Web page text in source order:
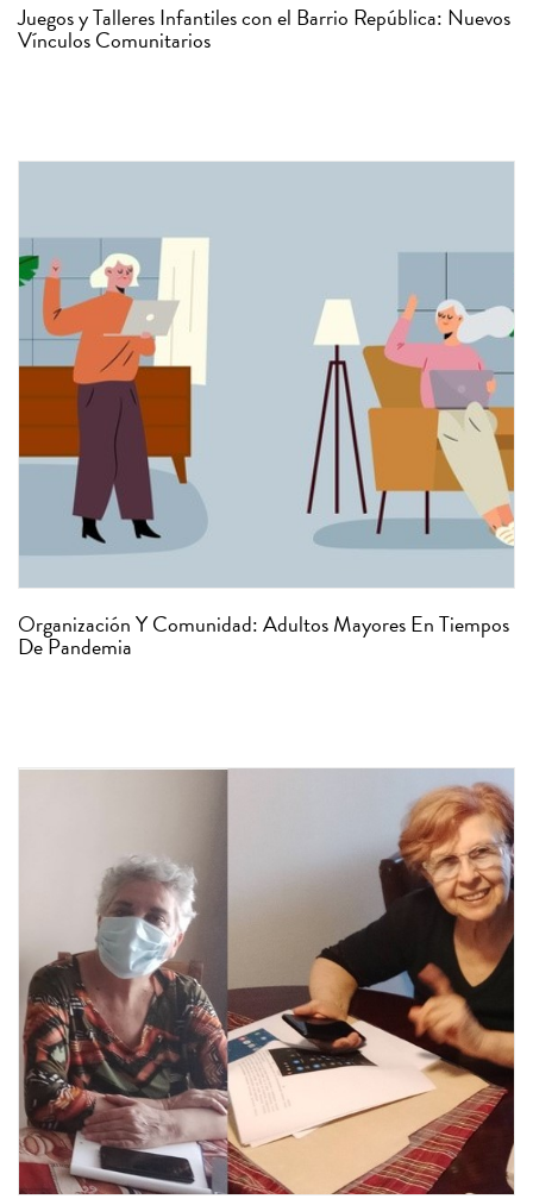
Juegos y Talleres Infantiles con el Barrio República: Nuevos
Vínculos Comunitarios
Organización Y Comunidad: Adultos Mayores En Tiempos
De Pandemia